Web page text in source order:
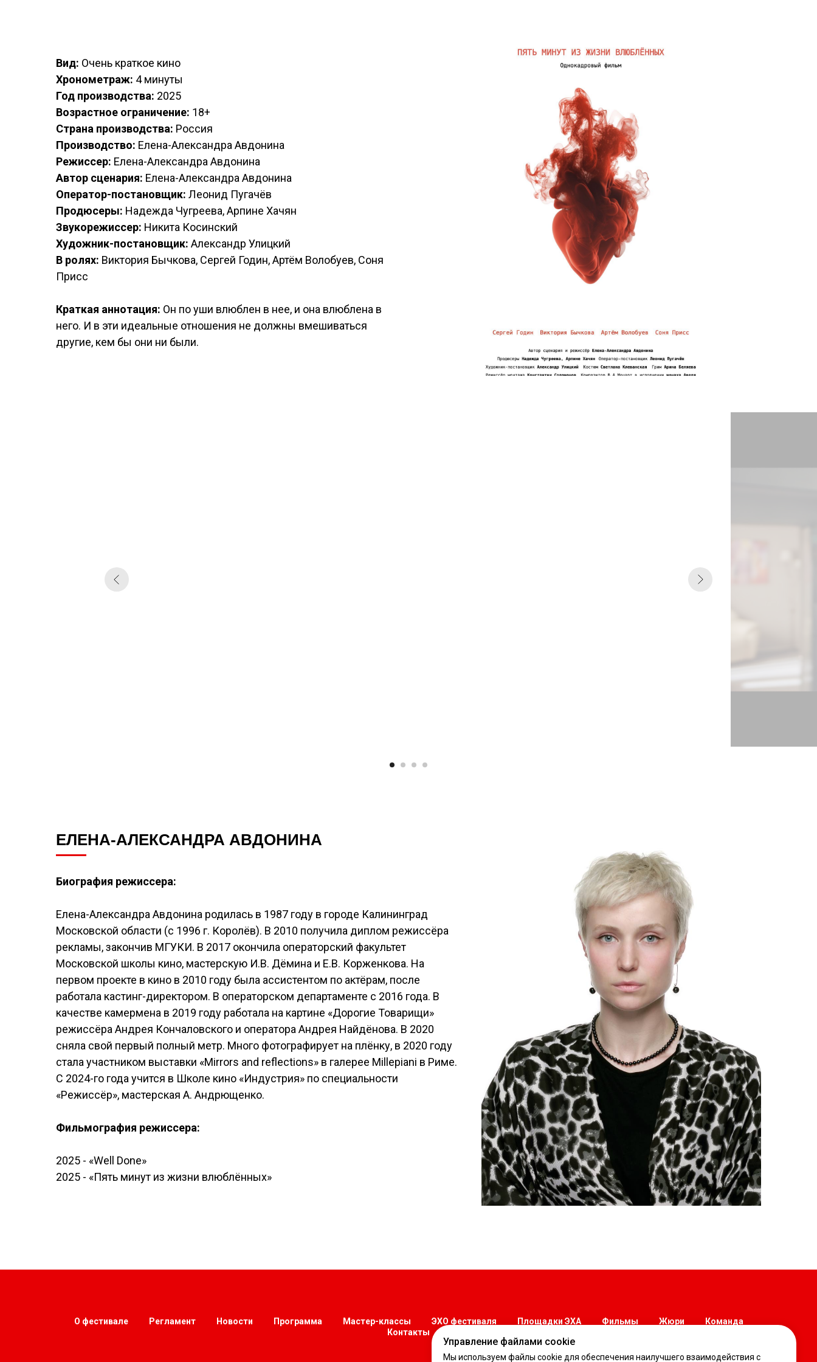
Вид: Очень краткое кино
Хронометраж: 4 минуты
Год производства: 2025
Возрастное ограничение: 18+
Страна производства: Россия
Производство: Елена-Александра Авдонина
Режиссер: Елена-Александра Авдонина
Автор сценария: Елена-Александра Авдонина
Оператор-постановщик: Леонид Пугачёв
Продюсеры: Надежда Чугреева, Арпине Хачян
Звукорежиссер: Никита Косинский
Художник-постановщик: Александр Улицкий
В ролях: Виктория Бычкова, Сергей Годин, Артём Волобуев, Соня
Присс
Краткая аннотация: Он по уши влюблен в нее, и она влюблена в
него. И в эти идеальные отношения не должны вмешиваться
другие, кем бы они ни были.
ЕЛЕНА-АЛЕКСАНДРА АВДОНИНА
Биография режиссера:
Елена-Александра Авдонина родилась в 1987 году в городе Калининград
Московской области (с 1996 г. Королёв). В 2010 получила диплом режиссёра
рекламы, закончив МГУКИ. В 2017 окончила операторский факультет
Московской школы кино, мастерскую И.В. Дёмина и Е.В. Корженкова. На
первом проекте в кино в 2010 году была ассистентом по актёрам, после
работала кастинг-директором. В операторском департаменте с 2016 года. В
качестве камермена в 2019 году работала на картине «Дорогие Товарищи»
режиссёра Андрея Кончаловского и оператора Андрея Найдёнова. В 2020
сняла свой первый полный метр. Много фотографирует на плёнку, в 2020 году
стала участником выставки «Mirrors and reflections» в галерее Millepiani в Риме.
С 2024-го года учится в Школе кино «Индустрия» по специальности
«Режиссёр», мастерская А. Андрющенко.
Фильмография режиссера:
2025 - «Well Done»
2025 - «Пять минут из жизни влюблённых»
О фестивале Регламент Новости Программа Мастер-классы ЭХО фестиваля Площадки ЭХА Фильмы Жюри
Команда
Контакты
Управление файлами cookie
Мы используем файлы cookie для обеспечения наилучшего взаимодействия с